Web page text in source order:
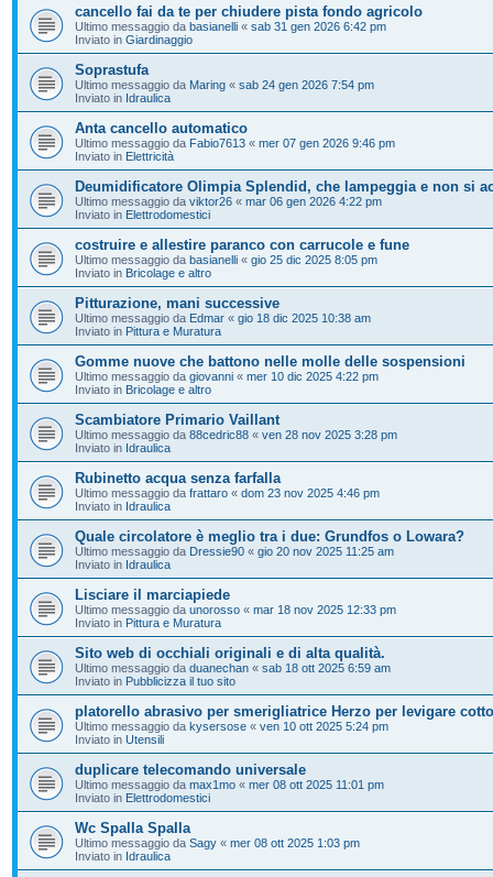
cancello fai da te per chiudere pista fondo agricolo
Ultimo messaggio da basianelli « sab 31 gen 2026 6:42 pm
Inviato in Giardinaggio
Soprastufa
Ultimo messaggio da Maring « sab 24 gen 2026 7:54 pm
Inviato in Idraulica
Anta cancello automatico
Ultimo messaggio da Fabio7613 « mer 07 gen 2026 9:46 pm
Inviato in Elettricità
Deumidificatore Olimpia Splendid, che lampeggia e non si
Ultimo messaggio da viktor26 « mar 06 gen 2026 4:22 pm
Inviato in Elettrodomestici
costruire e allestire paranco con carrucole e fune
Ultimo messaggio da basianelli « gio 25 dic 2025 8:05 pm
Inviato in Bricolage e altro
Pitturazione, mani successive
Ultimo messaggio da Edmar « gio 18 dic 2025 10:38 am
Inviato in Pittura e Muratura
Gomme nuove che battono nelle molle delle sospensioni
Ultimo messaggio da giovanni « mer 10 dic 2025 4:22 pm
Inviato in Bricolage e altro
Scambiatore Primario Vaillant
Ultimo messaggio da 88cedric88 « ven 28 nov 2025 3:28 pm
Inviato in Idraulica
Rubinetto acqua senza farfalla
Ultimo messaggio da frattaro « dom 23 nov 2025 4:46 pm
Inviato in Idraulica
Quale circolatore è meglio tra i due: Grundfos o Lowara?
Ultimo messaggio da Dressie90 « gio 20 nov 2025 11:25 am
Inviato in Idraulica
Lisciare il marciapiede
Ultimo messaggio da unorosso « mar 18 nov 2025 12:33 pm
Inviato in Pittura e Muratura
Sito web di occhiali originali e di alta qualità.
Ultimo messaggio da duanechan « sab 18 ott 2025 6:59 am
Inviato in Pubblicizza il tuo sito
platorello abrasivo per smerigliatrice Herzo per levigare cotto
Ultimo messaggio da kysersose « ven 10 ott 2025 5:24 pm
Inviato in Utensili
duplicare telecomando universale
Ultimo messaggio da max1mo « mer 08 ott 2025 11:01 pm
Inviato in Elettrodomestici
Wc Spalla Spalla
Ultimo messaggio da Sagy « mer 08 ott 2025 1:03 pm
Inviato in Idraulica